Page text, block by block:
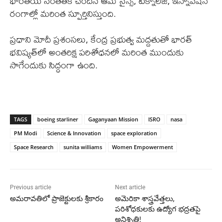
రంగాల్లో మరింత స్పూర్తినిస్తుంది.
ప్రధాని మోదీ ప్రశంసలు, కేంద్ర ప్రభుత్వ మద్దతుతో భారత్
భవిష్యత్‌లో అంతరిక్ష పరిశోధనలో మరింత ముందుకు
సాగేందుకు సిద్ధంగా ఉంది.
TAGS boeing starliner Gaganyaan Mission ISRO
nasa
PM Modi
Science & Innovation
space exploration
Space Research
sunita williams Women Empowerment
Previous article
అమరావతిలో ప్రాజెక్టులకు శ్రీకారం
Next article
అమెరికా శాస్త్రవేత్తలు,
పరిశోధకులకు ఉద్యోగ భద్రతపై
అనిశ్చితి!